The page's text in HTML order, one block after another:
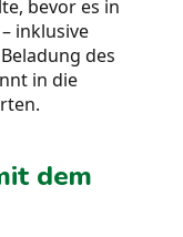
bevor es in
inklusive
des
in die
dem